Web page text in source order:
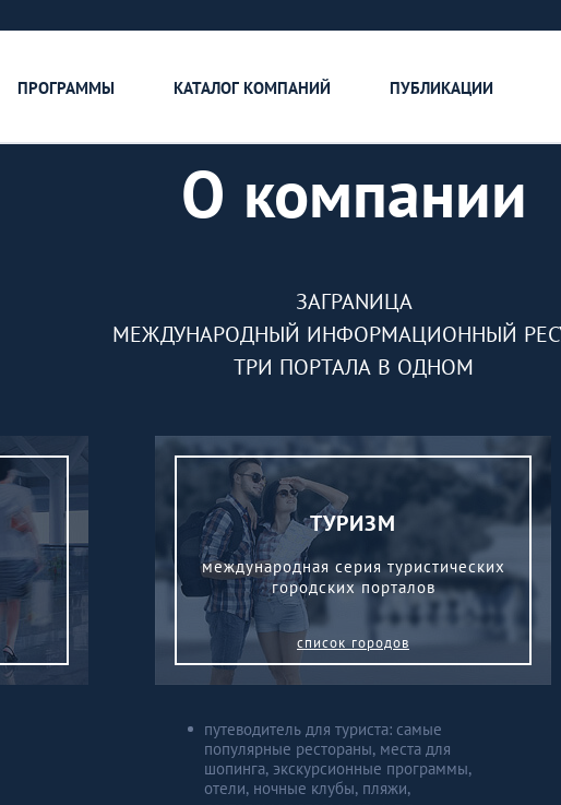
ПРОГРАММЫ КАТАЛОГ КОМПАНИЙ ПУБЛИКАЦИИ
О компании
ЗАГРАNИЦА
МЕЖДУНАРОДНЫЙ ИНФОРМАЦИОННЫЙ
ТРИ ПОРТАЛА В ОДНОМ
ТУРИЗМ
международная серия туристических
городских порталов
список городов
путеводитель для туриста: самые
популярные рестораны, места для
шопинга, экскурсионные программы,
отели, ночные клубы, пляжи,